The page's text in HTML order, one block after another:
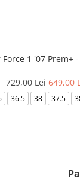
Force 1 '07 Prem+
729,00 Lei649,00
36.5 38 37.5